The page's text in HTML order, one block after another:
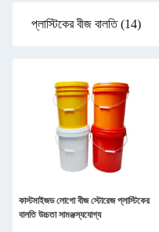
প্লাস্টিকের বীজ বালতি(14)
কাস্টমাইজড লোগো বীজ স্টোরেজ প্লাস্টিকের
বালতি উচ্চতা সামঞ্জস্যযোগ্য